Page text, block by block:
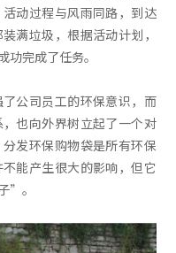
动过程与风雨同路，到达
满垃圾，根据活动计划，
完成了任务。
公司员工的环保意识，而
也向外界树立起了一个对
发环保购物袋是所有环保
能产生很大的影响，但它
”。